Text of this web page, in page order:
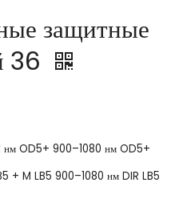
защитные
36
нм OD5+ 900–1080 нм OD5+
+ M LB5 900–1080 нм DIR LB5